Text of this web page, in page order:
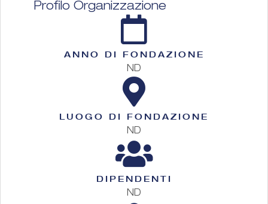
Profilo Organizzazione
ANNO DI FONDAZIONE
ND
LUOGO DI FONDAZIONE
ND
DIPENDENTI
ND